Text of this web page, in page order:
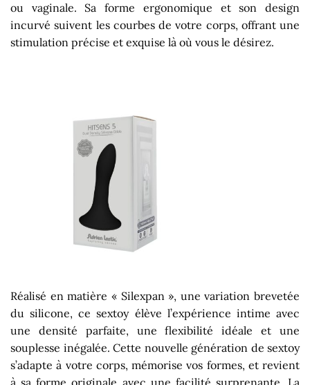
ou vaginale. Sa forme ergonomique et son design
incurvé suivent les courbes de votre corps, offrant une
stimulation précise et exquise là où vous le désirez.
Réalisé en matière « Silexpan », une variation brevetée
du silicone, ce sextoy élève l’expérience intime avec
une densité parfaite, une flexibilité idéale et une
souplesse inégalée. Cette nouvelle génération de sextoy
s’adapte à votre corps, mémorise vos formes, et revient